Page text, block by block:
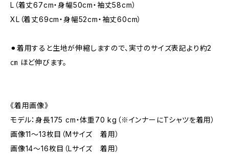
L（着丈67cm・身幅50cm・袖丈58cm）
XL（着丈69cm・身幅52cm・袖丈60cm）
⚫︎着用すると生地が伸縮しますので、実寸のサイズ表記より約2
㎝ ほど伸びます。
《着用画像》
モデル：身長175 cm・体重70 kg（※インナーにTシャツを着用）
画像11〜13枚目（Mサイズ 着用）
画像14〜16枚目（Lサイズ 着用）